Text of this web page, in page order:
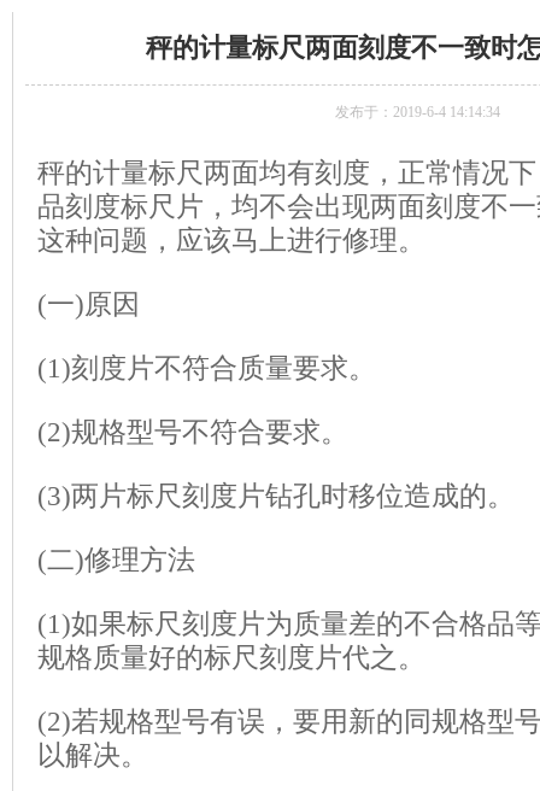
秤的计量标尺两面刻度不一致时
发布于：2019-6-4 14:14:34
秤的计量标尺两面均有刻度，正常情况
品刻度标尺片，均不会出现两面刻度不
这种问题，应该马上进行修理。
(一)原因
(1)刻度片不符合质量要求。
(2)规格型号不符合要求。
(3)两片标尺刻度片钻孔时移位造成的。
(二)修理方法
(1)如果标尺刻度片为质量差的不合格品
规格质量好的标尺刻度片代之。
(2)若规格型号有误，要用新的同规格型
以解决。